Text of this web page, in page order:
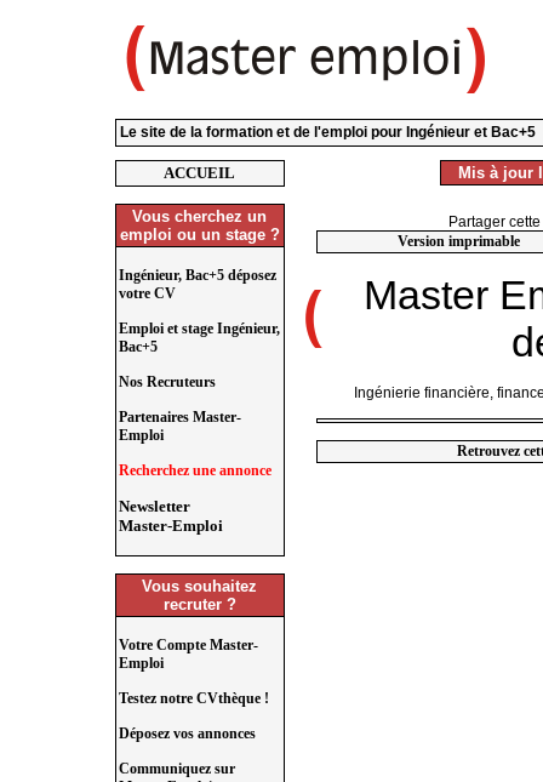
Le site de la formation et de l'emploi pour Ingénieur et Bac+5
ACCUEIL
Vous cherchez un
emploi ou un stage ?
Ingénieur, Bac+5 déposez
votre CV
Emploi et stage Ingénieur,
Bac+5
Nos Recruteurs
Partenaires Master-
Emploi
Recherchez une annonce
Newsletter
Master-Emploi
Vous souhaitez
recruter ?
Votre Compte Master-
Emploi
Testez notre CVthèque !
Déposez vos annonces
Communiquez sur
Mis à jour
Partager
Version imprimable
Master
Ingénierie financière,
Retrouvez